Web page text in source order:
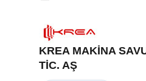
KREA MAKİNA
TİC. AŞ